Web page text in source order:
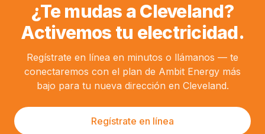
¿Te mudas a Cleveland?
Activemos tu electricidad.
Regístrate en línea en minutos o llámanos — te
conectaremos con el plan de Ambit Energy más
bajo para tu nueva dirección en Cleveland.
Regístrate en línea